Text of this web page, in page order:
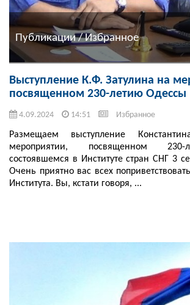
Публикации / Избранное
Выступление К.Ф. Затулина на
посвященном 230-летию Одессы
4.09.2024 14:51 Избранное
Размещаем выступление
мероприятии, посвященном
состоявшемся в Институте стран СНГ 3
Очень приятно вас всех
Института. Вы, кстати говоря, ...